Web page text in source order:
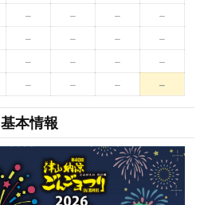
– – –
–
– – – –
– – –
–
– – – –
基本情報